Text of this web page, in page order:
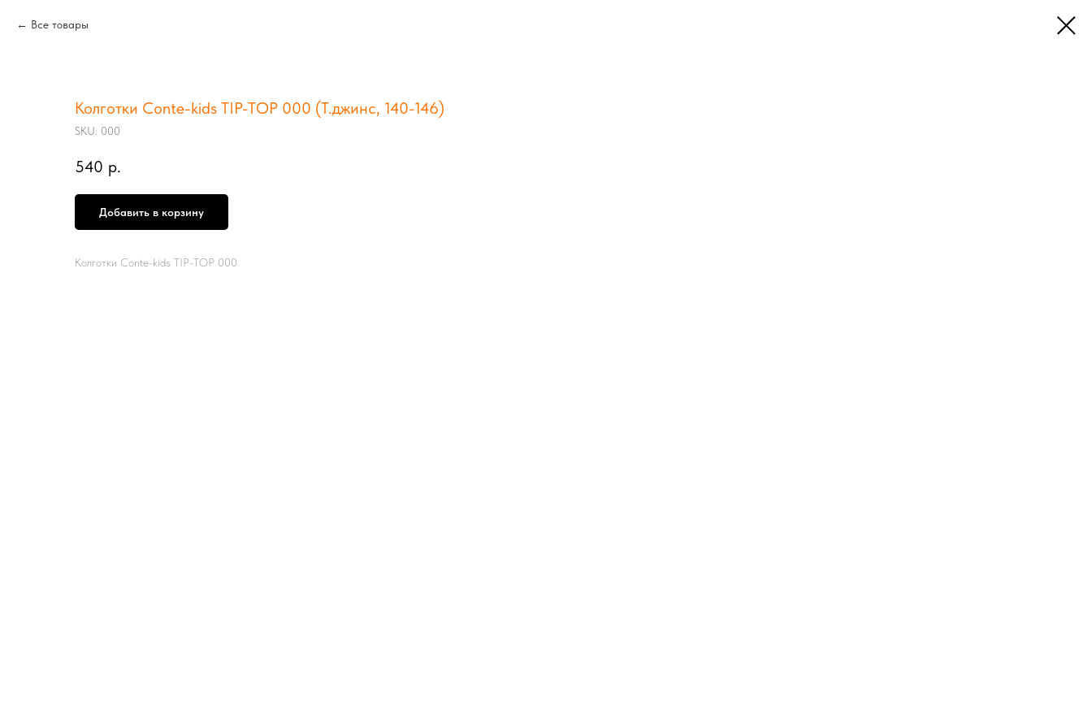
Все товары
Колготки Conte-kids TIP-TOP 000 (Т.джинс, 140-146)
SKU: 000
540 р.
Добавить в корзину
Колготки Conte-kids TIP-TOP 000